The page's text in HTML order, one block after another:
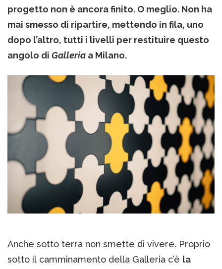
progetto non è ancora finito. O meglio. Non ha
mai smesso di ripartire, mettendo in fila, uno
dopo l’altro, tutti i livelli per restituire questo
angolo di Galleria a Milano.
Anche sotto terra non smette di vivere. Proprio
sotto il camminamento della Galleria c’è la